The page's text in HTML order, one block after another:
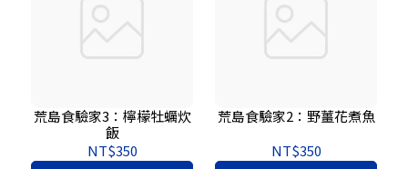
荒島食驗家3：檸檬牡蠣炊
飯
NT$350
荒島食驗家2：野薑花煮魚
NT$350